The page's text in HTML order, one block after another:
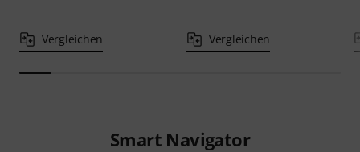
Vergleichen Vergleichen
Smart Navigator